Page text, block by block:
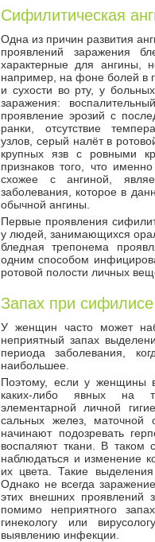
Сифилитическая
Одна из причин развития
проявлений заражения
характерные для ангины,
например, на фоне болей в
и сухости во рту, у
заражения:
проявление эрозий с
ранки, отсутствие
узлов, серый налёт в
крупных язв с ровными
признаков того, что
схожее с ангиной,
заболевания, которое в
обычной ангины.
Первые проявления
у людей, занимающихся
бледная трепонема
одним способом
ротовой полости личных
Запах при сифилисе
У женщин часто может
неприятный запах
периода заболевания,
наибольшее.
Поэтому, если у женщины
каких-либо явных на
элементарной личной
сальных желез, маточной
начинают подозревать
воспаляют ткани. В таком
наблюдаться и изменение
их цвета. Такие
Однако не всегда
этих внешних проявлений
помимо неприятного
гинекологу или
выявлению инфекции.